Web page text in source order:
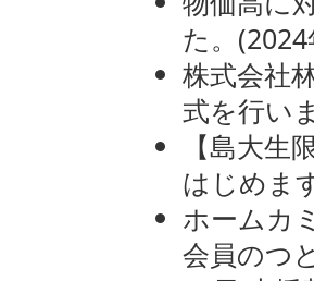
た。 (
株式会社
式を行い
【島大
はじめま
ホームカ
会員のつ